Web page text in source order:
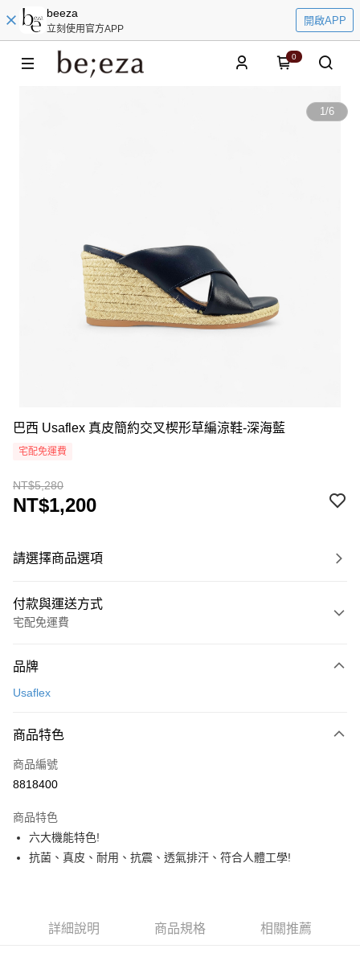
beeza
立刻使用官方APP
開啟APP
0
1/6
巴西 Usaflex 真皮簡約交叉楔形草編涼鞋-深海藍
宅配免運費
NT$5,280
NT$1,200
請選擇商品選項
付款與運送方式
宅配免運費
信用卡一次付款
LINE Pay
Apple Pay
悠遊付
ATM付款
全家取貨付款
品牌
Usaflex
商品特色
商品編號
8818400
商品特色
六大機能特色!
抗菌、真皮、耐用、抗震、透氣排汗、符合人體工學!
詳細說明 商品規格 相關推薦